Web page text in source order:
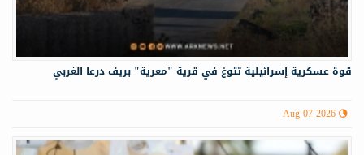
قوة عسكرية إسرائيلية تتوغ في قرية "معرية" بريف درعا الغربي
Aug 07 2026